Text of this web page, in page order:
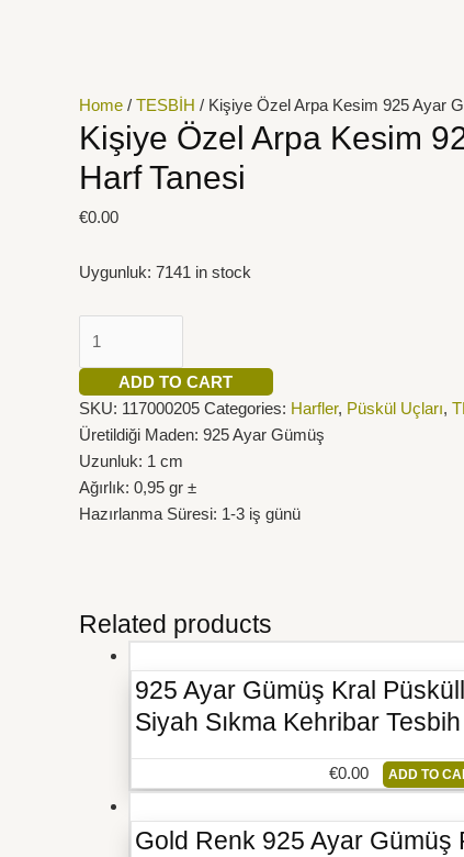
Home / TESBİH / Kişiye Özel Arpa Kesim 925 Ayar
Kişiye Özel Arpa Kesim
Harf Tanesi
€0.00
Uygunluk: 7141 in stock
925
Ayar
Gümüş
Tanesi
ADD TO CART
SKU: 117000205 Categories: Harfler, Püskül Uçları,
Üretildiği Maden: 925 Ayar Gümüş
Uzunluk: 1 cm
Ağırlık: 0,95 gr ±
Hazırlanma Süresi: 1-3 iş günü
Related products
925 Ayar Gümüş Kral
Siyah Sıkma Kehribar Tesbih
€0.00 ADD TO
Gold Renk 925 Ayar Gümüş